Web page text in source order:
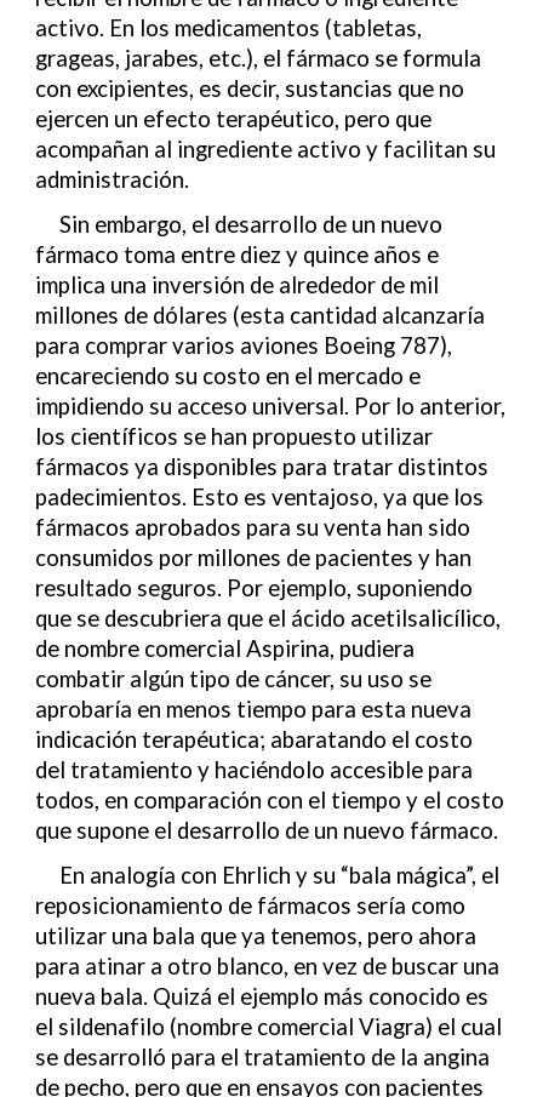
activo. En los medicamentos (tabletas,
grageas, jarabes, etc.), el fármaco se formula
con excipientes, es decir, sustancias que no
ejercen un efecto terapéutico, pero que
acompañan al ingrediente activo y facilitan su
administración.
Sin embargo, el desarrollo de un nuevo
fármaco toma entre diez y quince años e
implica una inversión de alrededor de mil
millones de dólares (esta cantidad alcanzaría
para comprar varios aviones Boeing 787),
encareciendo su costo en el mercado e
impidiendo su acceso universal. Por lo anterior,
los científicos se han propuesto utilizar
fármacos ya disponibles para tratar distintos
padecimientos. Esto es ventajoso, ya que los
fármacos aprobados para su venta han sido
consumidos por millones de pacientes y han
resultado seguros. Por ejemplo, suponiendo
que se descubriera que el ácido acetilsalicílico,
de nombre comercial Aspirina, pudiera
combatir algún tipo de cáncer, su uso se
aprobaría en menos tiempo para esta nueva
indicación terapéutica; abaratando el costo
del tratamiento y haciéndolo accesible para
todos, en comparación con el tiempo y el costo
que supone el desarrollo de un nuevo fármaco.
En analogía con Ehrlich y su “bala mágica”, el
reposicionamiento de fármacos sería como
utilizar una bala que ya tenemos, pero ahora
para atinar a otro blanco, en vez de buscar una
nueva bala. Quizá el ejemplo más conocido es
el sildenafilo (nombre comercial Viagra) el cual
se desarrolló para el tratamiento de la angina
de pecho, pero que en ensayos con pacientes